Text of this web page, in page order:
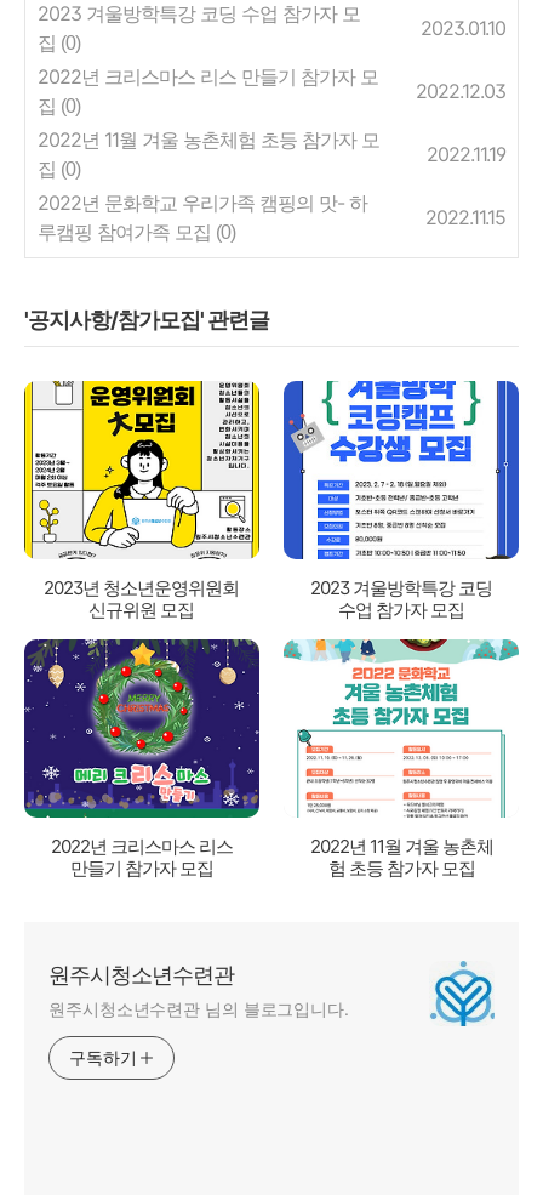
2023 겨울방학특강 코딩 수업 참가자 모
집 (0)
2023.01.10
2022년 크리스마스 리스 만들기 참가자 모
집 (0)
2022.12.03
2022년 11월 겨울 농촌체험 초등 참가자 모
집 (0)
2022.11.19
2022년 문화학교 우리가족 캠핑의 맛- 하
루캠핑 참여가족 모집 (0)
2022.11.15
'공지사항/참가모집' 관련글
2023년 청소년운영위원회
신규위원 모집
2023 겨울방학특강 코딩
수업 참가자 모집
2022년 크리스마스 리스
만들기 참가자 모집
2022년 11월 겨울 농촌체
험 초등 참가자 모집
원주시청소년수련관
원주시청소년수련관 님의 블로그입니다.
구독하기